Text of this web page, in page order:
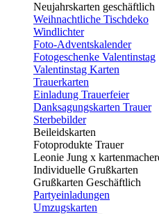
Neujahrskarten geschäftlich
Weihnachtliche Tischdeko
Windlichter
Foto-Adventskalender
Fotogeschenke Valentinstag
Valentinstag Karten
Trauerkarten
Einladung Trauerfeier
Danksagungskarten Trauer
Sterbebilder
Beileidskarten
Fotoprodukte Trauer
Leonie Jung x
Individuelle Grußkarten
Grußkarten Geschäftlich
Partyeinladungen
Umzugskarten